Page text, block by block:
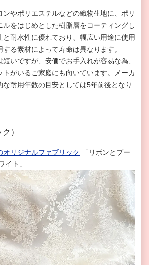
ンやポリエステルなどの織物生地に、ポリ
ルをはじめとした樹脂層をコーティングし
と耐水性に優れており、幅広い用途に使用
る素材によって寿命は異なります。
いですが、安価でお手入れが容易な為、
トがいるご家庭にも向いています。メーカ
な耐用年数の目安としては5年前後となり
）
オリジナルファブリック
「リボンとブー
イト」